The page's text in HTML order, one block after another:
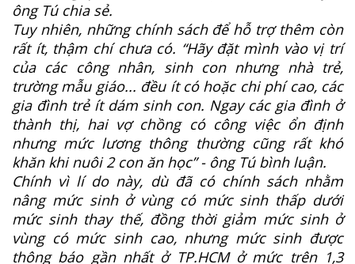
ông Tú chia sẻ.
Tuy nhiên, những chính sách để hỗ trợ thêm còn
rất ít, thậm chí chưa có. “Hãy đặt mình vào vị trí
của các công nhân, sinh con nhưng nhà trẻ,
trường mẫu giáo... đều ít có hoặc chi phí cao, các
gia đình trẻ ít dám sinh con. Ngay các gia đình ở
thành thị, hai vợ chồng có công việc ổn định
nhưng mức lương thông thường cũng rất khó
khăn khi nuôi 2 con ăn học” - ông Tú bình luận.
Chính vì lí do này, dù đã có chính sách nhằm
nâng mức sinh ở vùng có mức sinh thấp dưới
mức sinh thay thế, đồng thời giảm mức sinh ở
vùng có mức sinh cao, nhưng mức sinh được
thông báo gần nhất ở TP.HCM ở mức trên 1,3